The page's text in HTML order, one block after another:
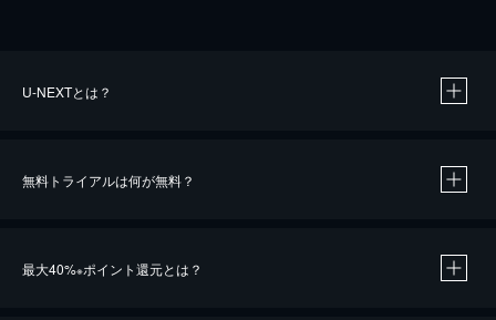
U-NEXTとは？
無料トライアルは何が無料？
最大40%※ポイント還元とは？